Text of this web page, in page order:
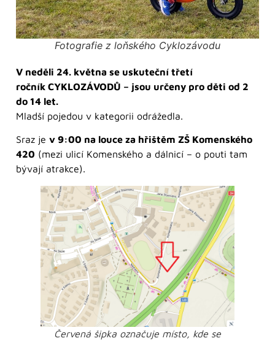
Fotografie z loňského Cyklozávodu
V neděli 24. května se uskuteční třetí
ročník CYKLOZÁVODŮ – jsou určeny pro děti od 2
do 14 let.
Mladší pojedou v kategorii odrážedla.
Sraz je v 9:00 na louce za hřištěm ZŠ Komenského
420 (mezi ulicí Komenského a dálnicí – o pouti tam
bývají atrakce).
Červená šipka označuje místo, kde se